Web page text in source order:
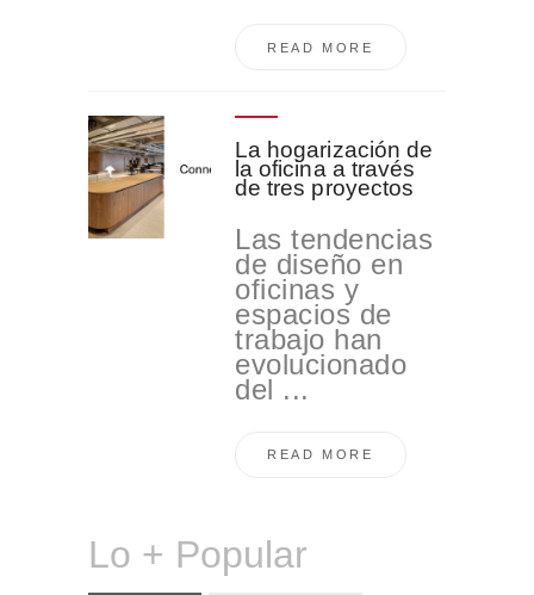
READ MORE
La hogarización de
la oficina a través
de tres proyectos
Las tendencias
de diseño en
oficinas y
espacios de
trabajo han
evolucionado
del ...
READ MORE
Lo + Popular